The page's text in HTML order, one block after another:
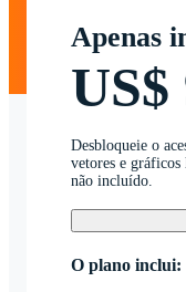
Apenas
US$
Desbloqueie o
vetores e
não incluído.
O plano inclui: